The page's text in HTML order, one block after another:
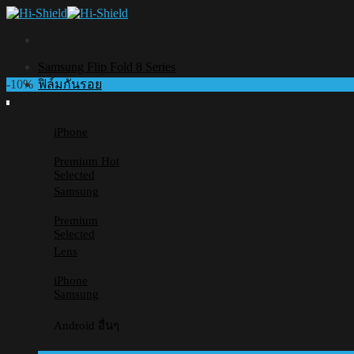
Skip
Samsung Flip Fold 8 Series
ฟิล์มกันรอย
iPhone
Premium
Selected
Samsung
Premium
Selected
Lens
iPhone
Samsung
Android อื่นๆ
-10%